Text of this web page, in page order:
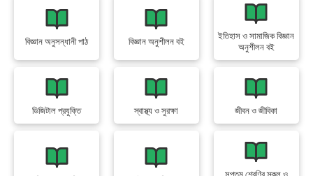
বিজ্ঞান অনুসন্ধানী পাঠ বিজ্ঞান অনুশীলন বই
ইতিহাস ও সামাজিক বিজ্ঞান
অনুশীলন বই
ডিজিটাল প্রযুক্তি স্বাস্থ্য ও সুরক্ষা জীবন ও জীবিকা